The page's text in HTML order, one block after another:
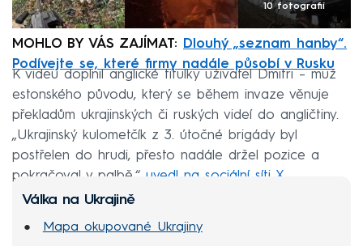
10 fotografií
MOHLO BY VÁS ZAJÍMAT:
Dlouhý „seznam hanby“.
Podívejte se, které firmy nadále působí v Rusku
K videu doplnil anglické titulky uživatel Dmitri – muž
estonského původu, který se během invaze věnuje
překladům ukrajinských či ruských videí do angličtiny.
„Ukrajinský kulometčík z 3. útočné brigády byl
postřelen do hrudi, přesto nadále držel pozice a
pokračoval v palbě,“ uvedl na sociální síti X
Válka na Ukrajině
Mapa okupované Ukrajiny